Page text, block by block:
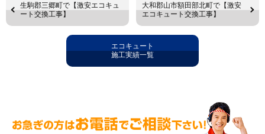
生駒郡三郷町で【激安エコキュ
ート交換工事】
大和郡山市額田部北町で【激安
エコキュート交換工事】
エコキュート
施工実績一覧